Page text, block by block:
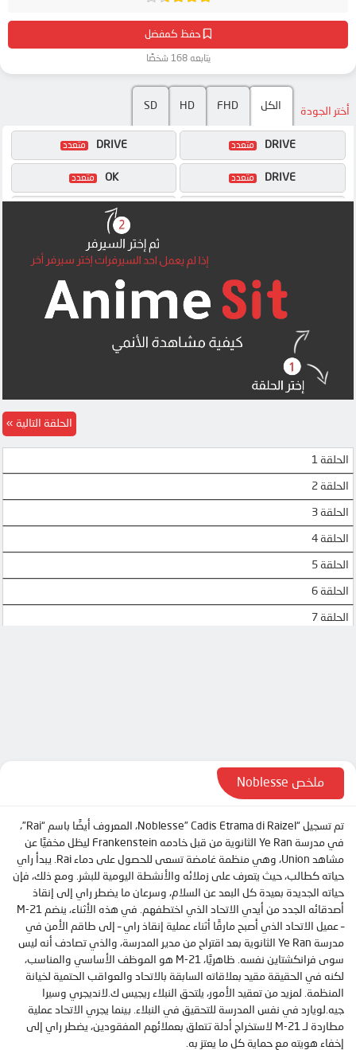
حفظ كمفضل
يتابعه 168 شخصًا
أختر الجودة الكل FHD
HD
SD
OK
DRIVE
MP4UPLOAD
DRIVE
OK
DRIVE
الحلقة 1
الحلقة 2
الحلقة 3
الحلقة 4
الحلقة 5
الحلقة 6
الحلقة 7
الحلقة 13
الحلقة التالية
ملخص Noblesse
تم تسجيل “Noblesse” Cadis Etrama di Raizel، المعروف أيضًا باسم “Rai”،
في مدرسة Ye Ran الثانوية من قبل خادمه Frankenstein ليظل مخفيًا عن
مشاهد Union، وهي منظمة غامضة تسعى للحصول على دماء Rai. يبدأ راي
حياته كطالب، حيث يتعرف على زملائه والأنشطة اليومية للبشر. ومع ذلك، فإن
حياته الجديدة بعيدة كل البعد عن السلام، وسرعان ما يضطر راي إلى إنقاذ
أصدقائه الجدد من أيدي الاتحاد الذي اختطفهم. في هذه الأثناء، ينضم M-21
– عميل الاتحاد الذي أصبح مارقًا أثناء عملية إنقاذ راي – إلى طاقم الأمن في
مدرسة Ye Ran الثانوية بعد اقتراح من مدير المدرسة، والذي تصادف أنه ليس
سوى فرانكشتاين نفسه. ظاهريًا، M-21 هو الموظف الأساسي والمناسب،
لكنه في الحقيقة مقيد بعلاقاته السابقة بالاتحاد والعواقب الحتمية لخيانة
المنظمة. لمزيد من تعقيد الأمور، يلتحق النبلاء ريجيس ك.لانديجري وسيرا
جيه.لويارد في نفس المدرسة للتحقيق في النبلاء. بينما يجري الاتحاد عملية
مطاردة لـ M-21 لاستخراج أدلة تتعلق بعملائهم المفقودين، يضطر راي إلى
إخفاء هويته مع حماية كل ما يعتز به.